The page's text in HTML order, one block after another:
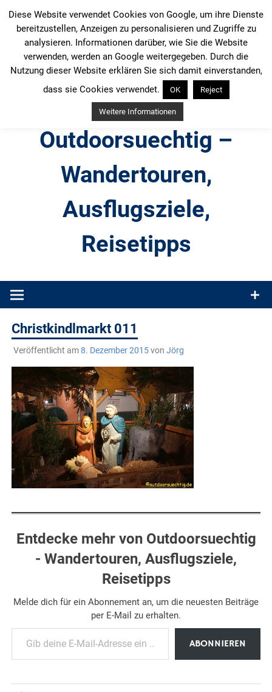
Inhalt
springen
Outdoorsuechtig –
Wandertouren,
Ausflugsziele,
Reisetipps
Produkttests und Buchrezensionen. Ein Blog für alle, die gern
Christkindlmarkt 011
Veröffentlicht am8. Dezember 2015von Jörg
Entdecke mehr von Outdoorsuechtig
- Wandertouren, Ausflugsziele,
Reisetipps
Melde dich für ein Abonnement an, um die neuesten Beiträge
per E-Mail zu erhalten.
Gib deine E-Mail-Adresse ein ...
ABONNIEREN
Diese Website verwendet Cookies von Google, um ihre Dienste
bereitzustellen, Anzeigen zu personalisieren und Zugriffe zu
analysieren. Informationen darüber, wie Sie die Website
verwenden, werden an Google weitergegeben. Durch die
Nutzung dieser Website erklären Sie sich damit einverstanden,
dass sie Cookies verwendet.
OK Reject
Weitere Informationen